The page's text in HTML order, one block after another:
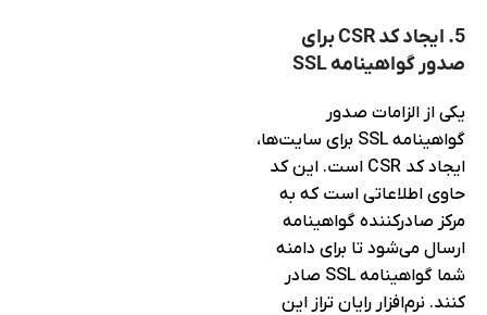
5. ایجاد کد CSR برای
صدور گواهینامه SSL
یکی از الزامات صدور
گواهینامه SSL برای سایت‌ها،
ایجاد کد CSR است. این کد
حاوی اطلاعاتی است که به
مرکز صادرکننده گواهینامه
ارسال می‌شود تا برای دامنه
شما گواهینامه SSL صادر
کنند. نرم‌افزار رایان تراز این